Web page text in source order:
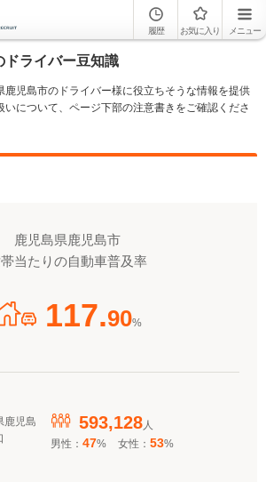
履歴 お気に入り メニュー
ドライバー豆知識
鹿児島市のドライバー様に役立ちそうな情報を提供
いについて、ページ下部の注意書きをご確認くださ
鹿児島県鹿児島市
当たりの自動車普及率
117.90%
鹿児島
593,128人
男性： 47% 女性： 53%